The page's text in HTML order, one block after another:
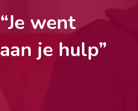
“Je went
aan je hulp”